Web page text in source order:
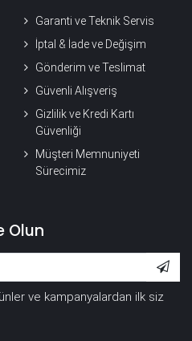
Garanti ve Teknik Servis
İptal & İade ve Değişim
Gönderim ve Teslimat
Güvenli Alışveriş
Gizlilik ve Kredi Kartı
Güvenliği
Müşteri Memnuniyeti
Sürecimiz
Olun
ve kampanyalardan ilk siz